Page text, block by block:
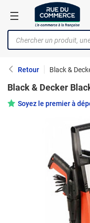
Retour Black &
Black & Decker
Soyez le premier à